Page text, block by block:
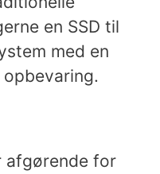
en SSD til
med en
afgørende for